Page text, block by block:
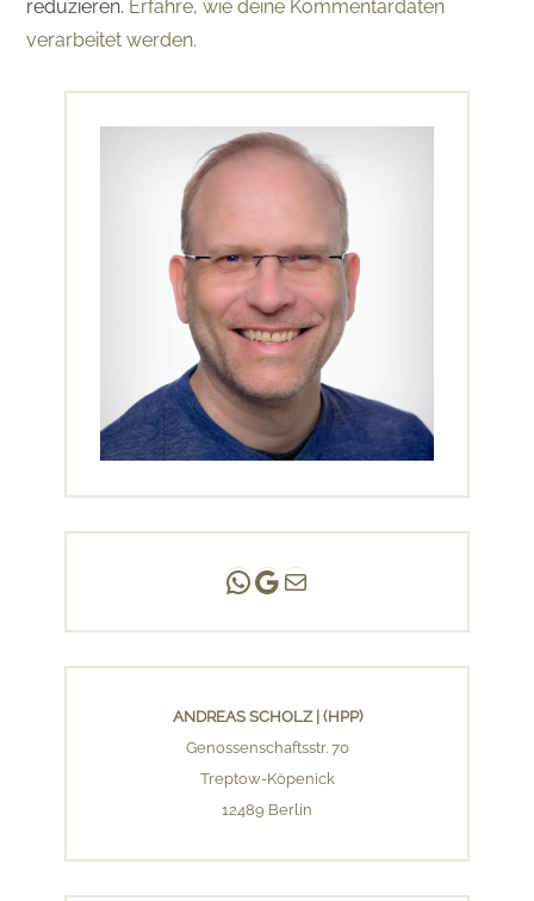
reduzieren. Erfahre, wie deine Kommentardaten
verarbeitet werden.
Andreas Scholz | (HPP)
Praxis Adlershof
E-Mail an mich ...
ANDREAS SCHOLZ | (HPP)
Genossenschaftsstr. 70
Treptow-Köpenick
12489 Berlin